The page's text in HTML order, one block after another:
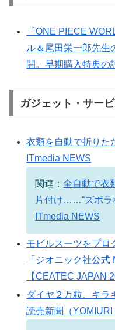
「ONE PIECE
ル＆尾田栄一郎先生
開。早期購入特典の
ガジェット・サー
衣類を自動で折りた
ITmedia NEWS
関連：全自動で衣
片付け……“ズボラ
ITmedia NEWS
モビルスーツをプロ
「ジオニック社公
【CEATEC JAPAN
ダイヤ２万粒、キ
読売新聞（YOMIURI